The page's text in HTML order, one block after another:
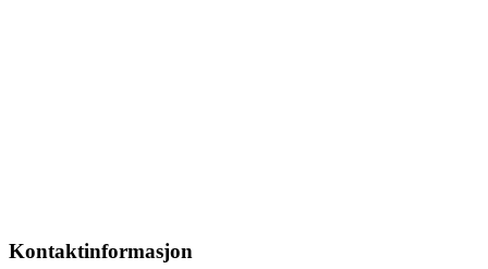
Kontaktinformasjon